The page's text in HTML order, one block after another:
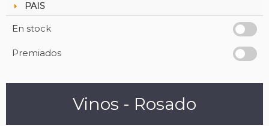
PAIS
En stock
Premiados
Vinos - Rosado